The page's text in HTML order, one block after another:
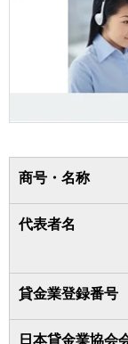
商号・名称
代表者名
貸金業登録番号
日本貸金業協会